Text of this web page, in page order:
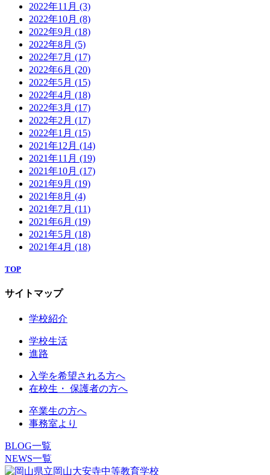
2022年11月 (3)
2022年10月 (8)
2022年9月 (18)
2022年8月 (5)
2022年7月 (17)
2022年6月 (20)
2022年5月 (15)
2022年4月 (18)
2022年3月 (17)
2022年2月 (17)
2022年1月 (15)
2021年12月 (14)
2021年11月 (19)
2021年10月 (17)
2021年9月 (19)
2021年8月 (4)
2021年7月 (11)
2021年6月 (19)
2021年5月 (18)
2021年4月 (18)
TOP
サイトマップ
学校紹介
学校生活
進路
入学を希望される方へ
在校生・ 保護者の方へ
卒業生の方へ
事務室より
BLOG一覧
NEWS一覧